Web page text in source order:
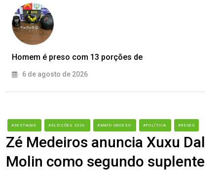
Homem é preso com 13 porções de
6 de agosto de 2026
#DESTAQUE #ELEIÇÕES 2026 #MATO GROSSO #POLÍTICA #REDES
Zé Medeiros anuncia Xuxu Dal
Molin como segundo suplente